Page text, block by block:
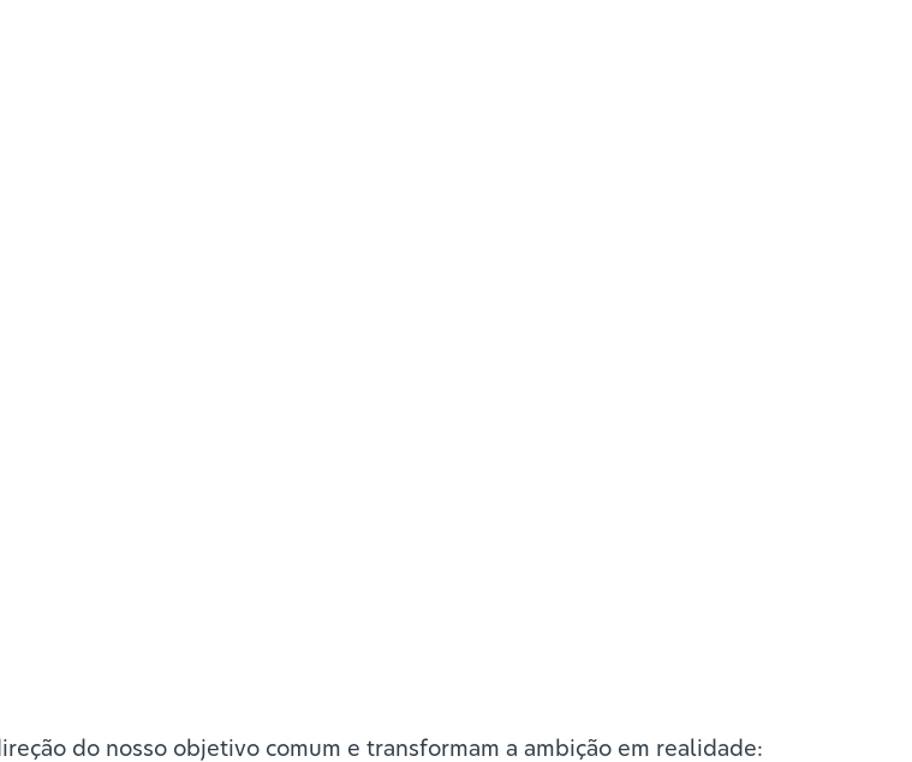
do nosso objetivo comum e transformam a ambição em realidade: